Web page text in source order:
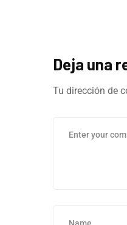
Deja una
Tu dirección de